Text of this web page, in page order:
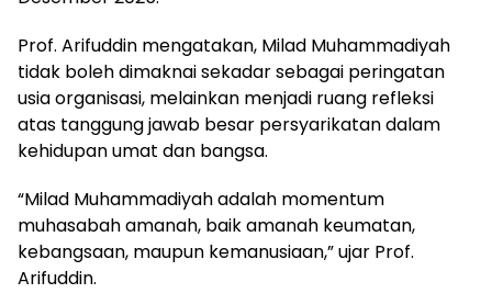
Prof. Arifuddin mengatakan, Milad Muhammadiyah
tidak boleh dimaknai sekadar sebagai peringatan
usia organisasi, melainkan menjadi ruang refleksi
atas tanggung jawab besar persyarikatan dalam
kehidupan umat dan bangsa.
“Milad Muhammadiyah adalah momentum
muhasabah amanah, baik amanah keumatan,
kebangsaan, maupun kemanusiaan,” ujar Prof.
Arifuddin.